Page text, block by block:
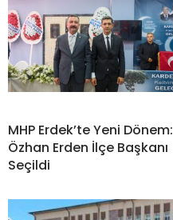
MHP Erdek’te Yeni Dönem:
Özhan Erden İlçe Başkanı
Seçildi